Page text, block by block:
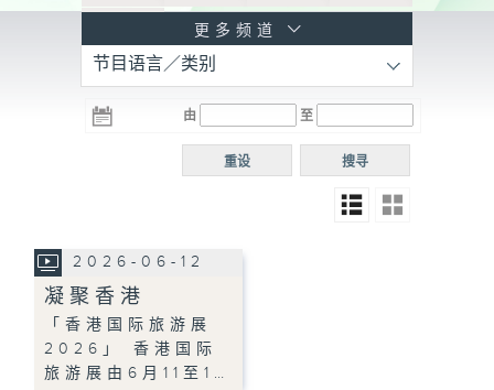
R3
电台 电台
R5
电台
普通
更多频道
节目语言／类别
由 至
搜寻
重设
2026-06-12
凝聚香港
「香港国际旅游展
2026」 香港国际
旅游展由6月11至1…